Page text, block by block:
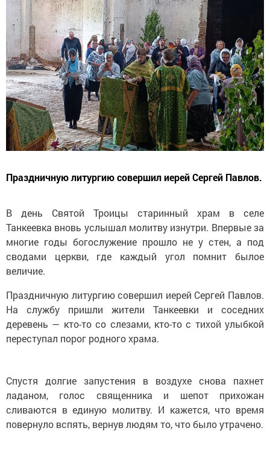
Праздничную литургию совершил иерей Сергей Павлов.
В день Святой Троицы старинный храм в селе
Танкеевка вновь услышал молитву изнутри. Впервые за
многие годы богослужение прошло не у стен, а под
сводами церкви, где каждый угол помнит былое
величие.
Праздничную литургию совершил иерей Сергей Павлов.
На службу пришли жители Танкеевки и соседних
деревень — кто-то со слезами, кто-то с тихой улыбкой
переступал порог родного храма.
Спустя долгие запустения в воздухе снова пахнет
ладаном, голос священника и шепот прихожан
сливаются в единую молитву. И кажется, что время
повернуло вспять, вернув людям то, что было утрачено.